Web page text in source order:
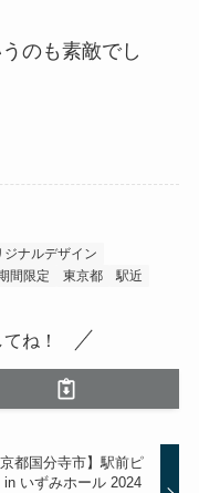
のも素敵でし
ジナルデザイン
間限定 東京都 駅近
ね！
京都国分寺市】駅前ピ
in いずみホール 2024